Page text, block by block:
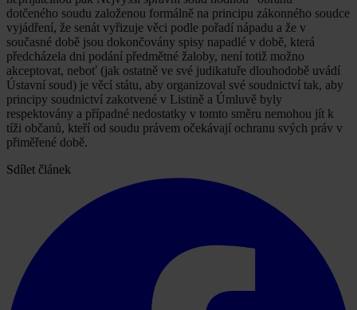
dotčeného soudu založenou formálně na principu zákonného soudce
vyjádření, že senát vyřizuje věci podle pořadí nápadu a že v
současné době jsou dokončovány spisy napadlé v době, která
předcházela dni podání předmětné žaloby, není totiž možno
akceptovat, neboť (jak ostatně ve své judikatuře dlouhodobě uvádí
Ústavní soud) je věcí státu, aby organizoval své soudnictví tak, aby
principy soudnictví zakotvené v Listině a Úmluvě byly
respektovány a případné nedostatky v tomto směru nemohou jít k
tíži občanů, kteří od soudu právem očekávají ochranu svých práv v
přiměřené době.
Sdílet článek